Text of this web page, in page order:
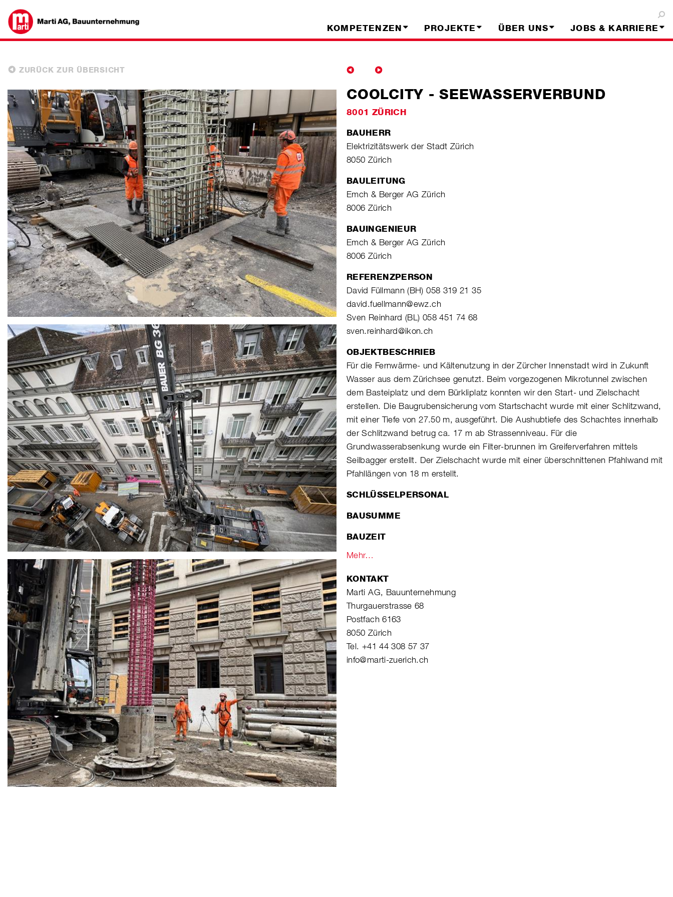
KOMPETENZEN PROJEKTE ÜBER UNS JOBS & KARRIERE
ZURÜCK ZUR ÜBERSICHT
COOLCITY - SEEWASSERVERBUND
8001 ZÜRICH
BAUHERR
Elektrizitätswerk der Stadt Zürich
8050 Zürich
BAULEITUNG
Emch & Berger AG Zürich
8006 Zürich
BAUINGENIEUR
Emch & Berger AG Zürich
8006 Zürich
REFERENZPERSON
David Füllmann (BH) 058 319 21 35
david.fuellmann@ewz.ch
Sven Reinhard (BL) 058 451 74 68
sven.reinhard@ikon.ch
OBJEKTBESCHRIEB
Für die Fernwärme- und Kältenutzung in der Zürcher Innenstadt wird in Zukunft
Wasser aus dem Zürichsee genutzt. Beim vorgezogenen Mikrotunnel zwischen
dem Basteiplatz und dem Bürkliplatz konnten wir den Start- und Zielschacht
erstellen. Die Baugrubensicherung vom Startschacht wurde mit einer Schlitzwand,
mit einer Tiefe von 27.50 m, ausgeführt. Die Aushubtiefe des Schachtes innerhalb
der Schlitzwand betrug ca. 17 m ab Strassenniveau. Für die
Grundwasserabsenkung wurde ein Filter-brunnen im Greiferverfahren mittels
Seilbagger erstellt. Der Zielschacht wurde mit einer überschnittenen Pfahlwand mit
Pfahllängen von 18 m erstellt.
SCHLÜSSELPERSONAL
BAUSUMME
BAUZEIT
Mehr…
KONTAKT
Marti AG, Bauunternehmung
Thurgauerstrasse 68
Postfach 6163
8050 Zürich
Tel. +41 44 308 57 37
info@marti-zuerich.ch